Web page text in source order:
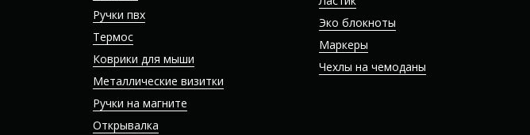
Ручки пвх
Термос
Коврики для мыши
Металлические визитки
Ручки на магните
Открывалка
Эко блокноты
Маркеры
Чехлы на чемоданы